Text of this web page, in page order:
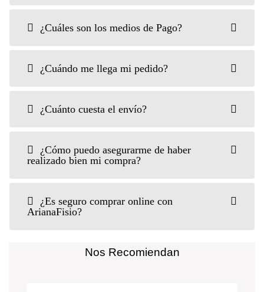
¿Cuáles son los medios de Pago?
¿Cuándo me llega mi pedido?
¿Cuánto cuesta el envío?
¿Cómo puedo asegurarme de haber
realizado bien mi compra?
¿Es seguro comprar online con
ArianaFisio?
Nos Recomiendan